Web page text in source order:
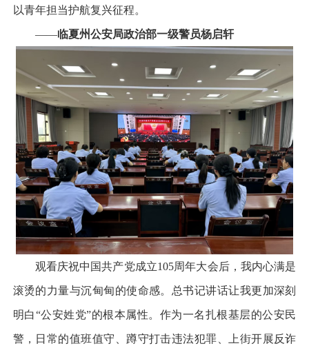
以青年担当护航复兴征程。
——临夏州公安局政治部一级警员杨启轩
观看庆祝中国共产党成立105周年大会后，我内心满是
滚烫的力量与沉甸甸的使命感。总书记讲话让我更加深刻
明白“公安姓党”的根本属性。作为一名扎根基层的公安民
警，日常的值班值守、蹲守打击违法犯罪、上街开展反诈